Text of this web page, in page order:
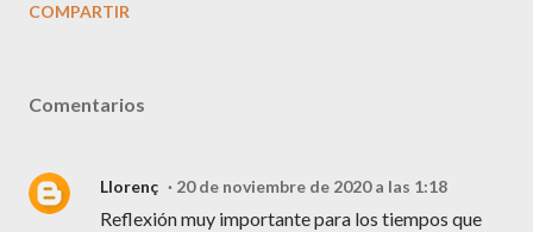
COMPARTIR
Comentarios
Llorenç 20 de noviembre de 2020 a las 1:18
Reflexión muy importante para los tiempos que